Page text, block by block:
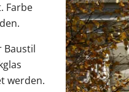
Farbe
Baustil
werden.